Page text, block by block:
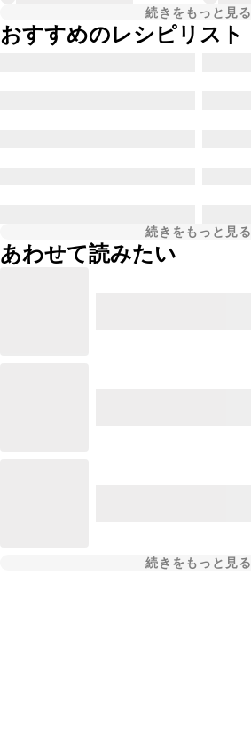
続きをもっと見る
おすすめのレシピリスト
続きをもっと見る
あわせて読みたい
続きをもっと見る